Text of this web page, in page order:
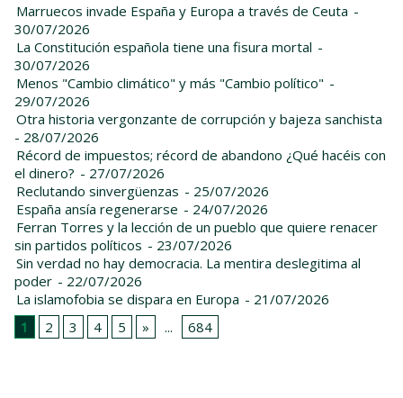
Marruecos invade España y Europa a través de Ceuta -
30/07/2026
La Constitución española tiene una fisura mortal -
30/07/2026
Menos "Cambio climático" y más "Cambio político" -
29/07/2026
Otra historia vergonzante de corrupción y bajeza sanchista
- 28/07/2026
Récord de impuestos; récord de abandono ¿Qué hacéis con
el dinero? - 27/07/2026
Reclutando sinvergüenzas - 25/07/2026
España ansía regenerarse - 24/07/2026
Ferran Torres y la lección de un pueblo que quiere renacer
sin partidos políticos - 23/07/2026
Sin verdad no hay democracia. La mentira deslegitima al
poder - 22/07/2026
La islamofobia se dispara en Europa - 21/07/2026
1
2 3 4 5 » ... 684